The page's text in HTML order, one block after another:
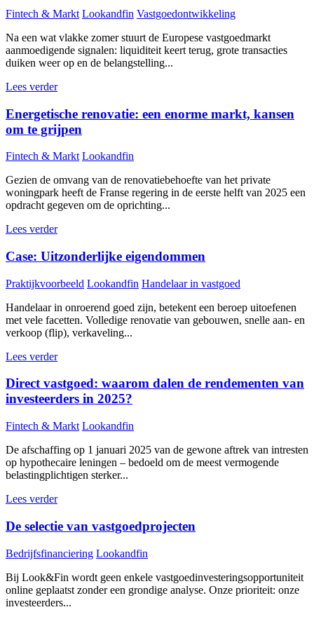
Fintech & Markt Lookandfin Vastgoedontwikkeling
Na een wat vlakke zomer stuurt de Europese vastgoedmarkt
aanmoedigende signalen: liquiditeit keert terug, grote transacties
duiken weer op en de belangstelling...
Lees verder
Energetische renovatie: een enorme markt, kansen
om te grijpen
Fintech & Markt Lookandfin
Gezien de omvang van de renovatiebehoefte van het private
woningpark heeft de Franse regering in de eerste helft van 2025 een
opdracht gegeven om de oprichting...
Lees verder
Case: Uitzonderlijke eigendommen
Praktijkvoorbeeld Lookandfin Handelaar in vastgoed
Handelaar in onroerend goed zijn, betekent een beroep uitoefenen
met vele facetten. Volledige renovatie van gebouwen, snelle aan- en
verkoop (flip), verkaveling...
Lees verder
Direct vastgoed: waarom dalen de rendementen van
investeerders in 2025?
Fintech & Markt Lookandfin
De afschaffing op 1 januari 2025 van de gewone aftrek van intresten
op hypothecaire leningen – bedoeld om de meest vermogende
belastingplichtigen sterker...
Lees verder
De selectie van vastgoedprojecten
Bedrijfsfinanciering Lookandfin
Bij Look&Fin wordt geen enkele vastgoedinvesteringsopportuniteit
online geplaatst zonder een grondige analyse. Onze prioriteit: onze
investeerders...